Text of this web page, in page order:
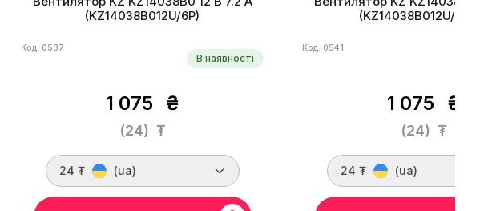
(KZ14038B012U/6P)
Код: 0537
В наявності
1 075 ₴
(24) ₮
24 ₮ (ua)
(KZ14038B012U/
Код: 0541
1 075 ₴
(24) ₮
24 ₮ (ua)